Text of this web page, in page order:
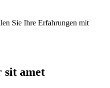
Sie Ihre Erfahrungen mit
sit amet